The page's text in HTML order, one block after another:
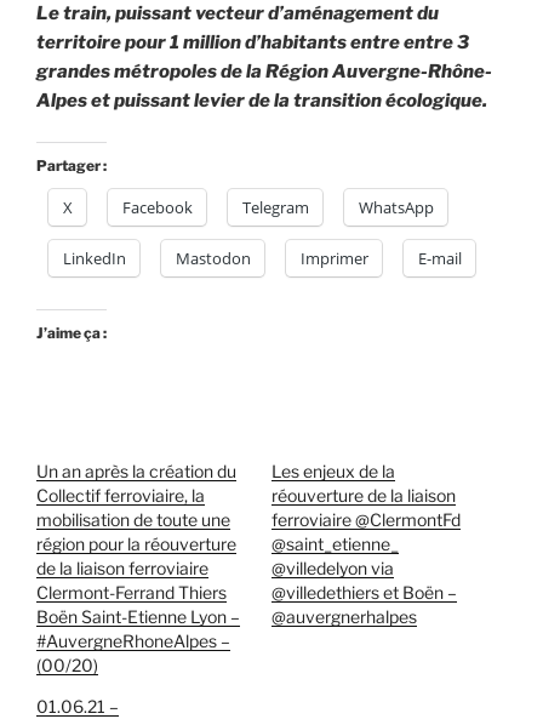
Le train, puissant vecteur d’aménagement du
territoire pour 1 million d’habitants entre entre 3
grandes métropoles de la Région Auvergne-Rhône-
Alpes et puissant levier de la transition écologique.
Partager :
X Facebook Telegram WhatsApp
LinkedIn Mastodon Imprimer E-mail
J’aime ça :
Un an après la création du
Collectif ferroviaire, la
mobilisation de toute une
région pour la réouverture
de la liaison ferroviaire
Clermont-Ferrand Thiers
Boën Saint-Etienne Lyon –
#AuvergneRhoneAlpes –
(00/20)
Les enjeux de la
réouverture de la liaison
ferroviaire @ClermontFd
@saint_etienne_
@villedelyon via
@villedethiers et Boën –
@auvergnerhalpes
01.06.21 –